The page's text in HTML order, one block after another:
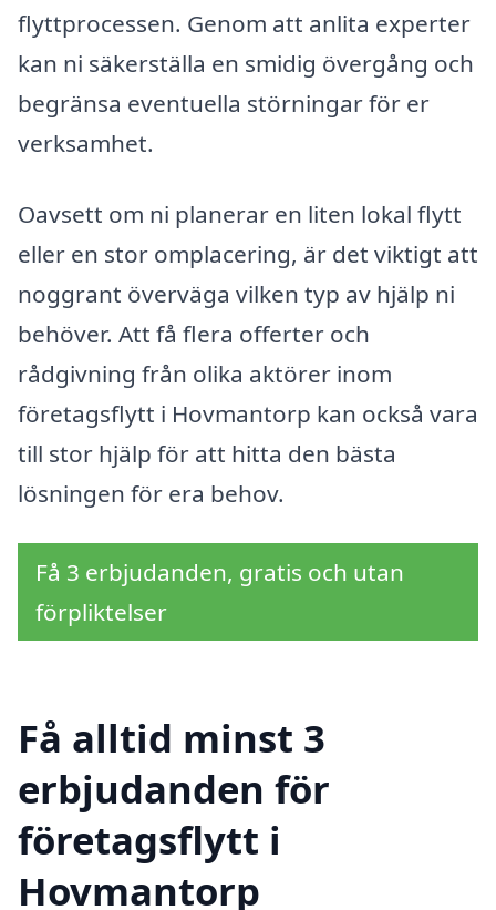
flyttprocessen. Genom att anlita experter
kan ni säkerställa en smidig övergång och
begränsa eventuella störningar för er
verksamhet.
Oavsett om ni planerar en liten lokal flytt
eller en stor omplacering, är det viktigt att
noggrant överväga vilken typ av hjälp ni
behöver. Att få flera offerter och
rådgivning från olika aktörer inom
företagsflytt i Hovmantorp kan också vara
till stor hjälp för att hitta den bästa
lösningen för era behov.
Få 3 erbjudanden, gratis och utan
förpliktelser
Få alltid minst 3
erbjudanden för
företagsflytt i
Hovmantorp